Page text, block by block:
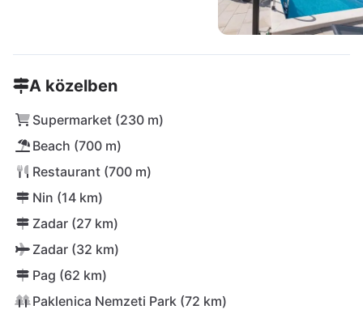
A közelben
Supermarket (230 m)
Beach (700 m)
Restaurant (700 m)
Nin (14 km)
Zadar (27 km)
Zadar (32 km)
Pag (62 km)
Paklenica Nemzeti Park (72 km)